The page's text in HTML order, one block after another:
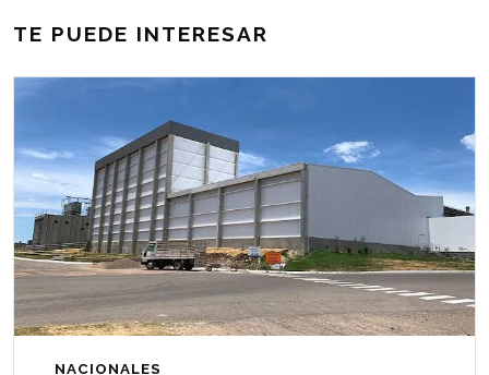
TE PUEDE INTERESAR
NACIONALES